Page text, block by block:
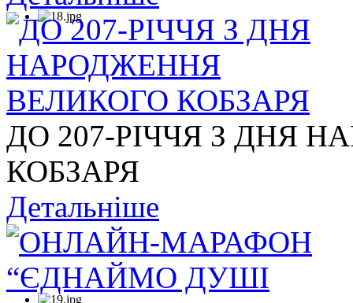
ДО 207-РІЧЧЯ З ДНЯ
КОБЗАРЯ
Детальніше